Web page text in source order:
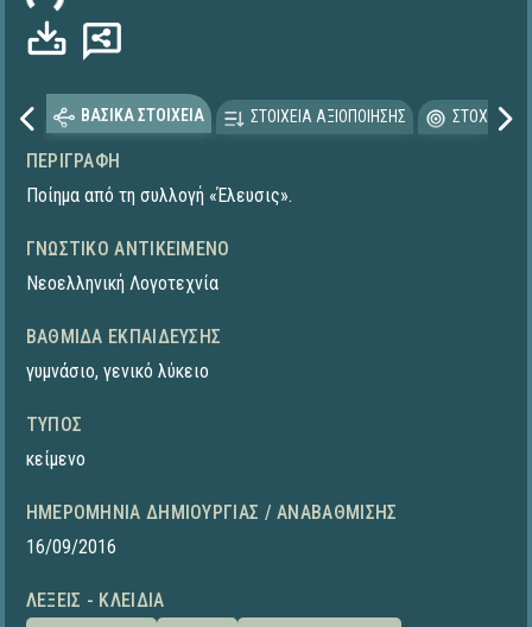
ΒΑΣΙΚΑ ΣΤΟΙΧΕΙΑ ΣΤΟΙΧΕΙΑ ΑΞΙΟΠΟΙΗΣΗΣ
ΠΕΡΙΓΡΑΦΉ
Ποίημα από τη συλλογή «Έλευσις».
ΓΝΩΣΤΙΚΌ ΑΝΤΙΚΕΊΜΕΝΟ
Νεοελληνική Λογοτεχνία
ΒΑΘΜΊΔΑ ΕΚΠΑΊΔΕΥΣΗΣ
γυμνάσιο, γενικό λύκειο
ΤΎΠΟΣ
κείμενο
ΗΜΕΡΟΜΗΝΊΑ ΔΗΜΙΟΥΡΓΊΑΣ / ΑΝΑΒΆΘΜΙΣΗΣ
16/09/2016
ΛΈΞΕΙΣ - ΚΛΕΙΔΙΆ